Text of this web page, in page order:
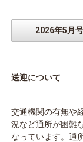
2026年5月
送迎について
交通機関の有無や
況など通所が困難
なっています。通